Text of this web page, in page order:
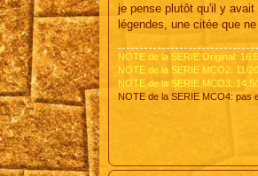
a
g
e
je pense plutôt qu'il y
légendes, une citée que
NOTE de la SERIE Original:
NOTE de la SERIE MCO2: 11/20
NOTE de la SERIE MCO3:
NOTE de la SERIE MCO4: pas